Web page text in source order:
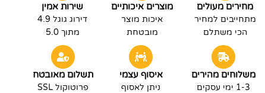
מחירים מעולים
מתחייבים למחיר
הכי משתלם
מוצרים איכותיים
איכות מוצר
מובטחת
שירות אמין
דירוג גוגל 4.9
מתוך 5.0
משלוחים מהירים
1-3 ימי עסקים
איסוף עצמי
ניתן לאסוף
תשלום מאובטח
פרוטוקול SSL